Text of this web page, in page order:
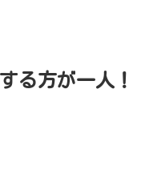
る方が一人！